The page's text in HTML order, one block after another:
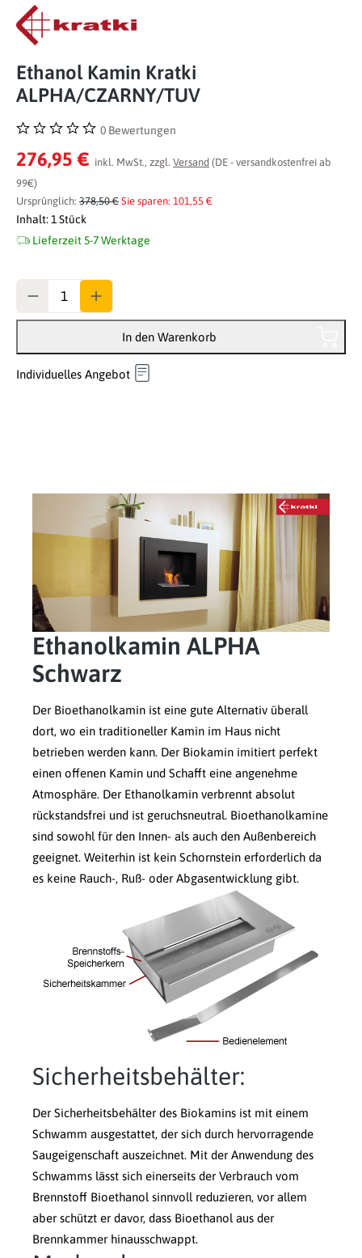
Ethanol Kamin Kratki
ALPHA/CZARNY/TUV
Durchschnittliche Bewertung von 0 von 5 Sternen
0 Bewertungen
276,95 € inkl. MwSt., zzgl. Versand (DE - versandkostenfrei ab
99€)
Ursprünglich: 378,50 € Sie sparen: 101,55 €
Inhalt: 1 Stück
Lieferzeit 5-7 Werktage
In den Warenkorb
Individuelles Angebot
Ethanolkamin ALPHA
Schwarz
Der Bioethanolkamin ist eine gute Alternativ überall
dort, wo ein traditioneller Kamin im Haus nicht
betrieben werden kann. Der Biokamin imitiert perfekt
einen offenen Kamin und Schafft eine angenehme
Atmosphäre. Der Ethanolkamin verbrennt absolut
rückstandsfrei und ist geruchsneutral. Bioethanolkamine
sind sowohl für den Innen- als auch den Außenbereich
geeignet. Weiterhin ist kein Schornstein erforderlich da
es keine Rauch-, Ruß- oder Abgasentwicklung gibt.
Sicherheitsbehälter:
Der Sicherheitsbehälter des Biokamins ist mit einem
Schwamm ausgestattet, der sich durch hervorragende
Saugeigenschaft auszeichnet. Mit der Anwendung des
Schwamms lässt sich einerseits der Verbrauch vom
Brennstoff Bioethanol sinnvoll reduzieren, vor allem
aber schützt er davor, dass Bioethanol aus der
Brennkammer hinausschwappt.